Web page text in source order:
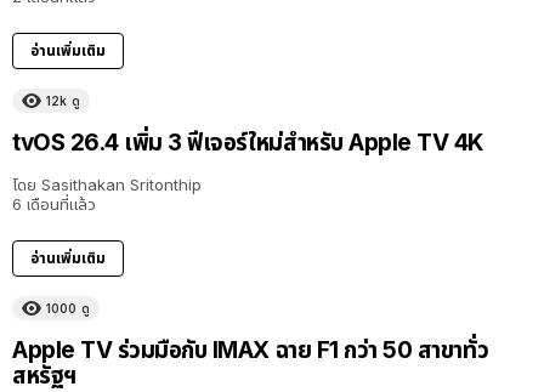
อ่านเพิ่มเติม
12k ดู
tvOS 26.4 เพิ่ม 3 ฟีเจอร์ใหม่สำหรับ Apple TV 4K
โดย Sasithakan Sritonthip
6 เดือนที่แล้ว
อ่านเพิ่มเติม
1000 ดู
Apple TV ร่วมมือกับ IMAX ฉาย F1 กว่า 50 สาขาทั่ว
สหรัฐฯ